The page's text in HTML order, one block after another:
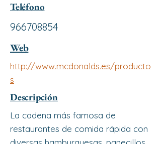
Teléfono
966708854
Web
http://www.mcdonalds.es/producto
s
Descripción
La cadena más famosa de
restaurantes de comida rápida con